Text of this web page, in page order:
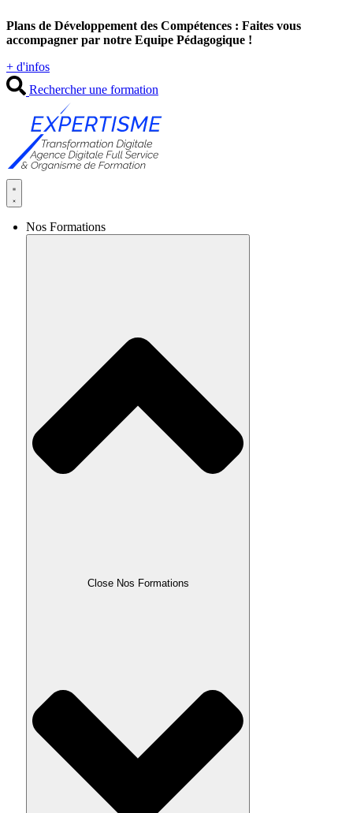
au
contenu
Plans de Développement des Compétences : Faites vous
accompagner par notre Equipe Pédagogique !
+ d'infos
Rechercher une formation
Nos Formations
Close Nos Formations